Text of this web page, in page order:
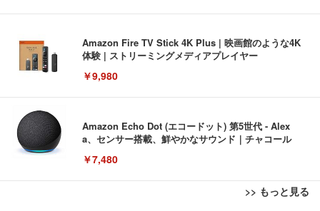
Amazon Fire TV Stick 4K Plus | 映画館のような4K
体験 | ストリーミングメディアプレイヤー
￥9,980
Amazon Echo Dot (エコードット) 第5世代 - Alex
a、センサー搭載、鮮やかなサウンド｜チャコール
￥7,480
>> もっと見る